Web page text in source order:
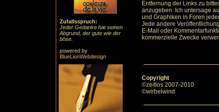
Zufallsspruch:
Jeder Gedanke hat seinen
Abgrund, der gute wie der
böse.
powered by
BlueLionWebdesign
Entfernung der Links zu
anzugeben. Ich untersage
und Graphiken in Foren
Jede andere
E-Mail oder
kommerzielle Zwecke
Copyright
©zeitlos 2007-2010
©wirbelwind